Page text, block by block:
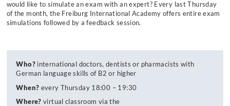
would like to simulate an exam with an expert? Every last Thursday
of the month, the Freiburg International Academy offers entire exam
simulations followed by a feedback session.
Who?international doctors, dentists or pharmacists with
German language skills of B2 or higher
When? every Thursday 18:00 – 19:30
Where? virtual classroom via the